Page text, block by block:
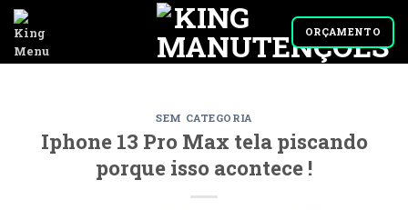
Skip
content
ORÇAMENTO
SEM CATEGORIA
Iphone 13 Pro Max tela piscando
porque isso acontece !